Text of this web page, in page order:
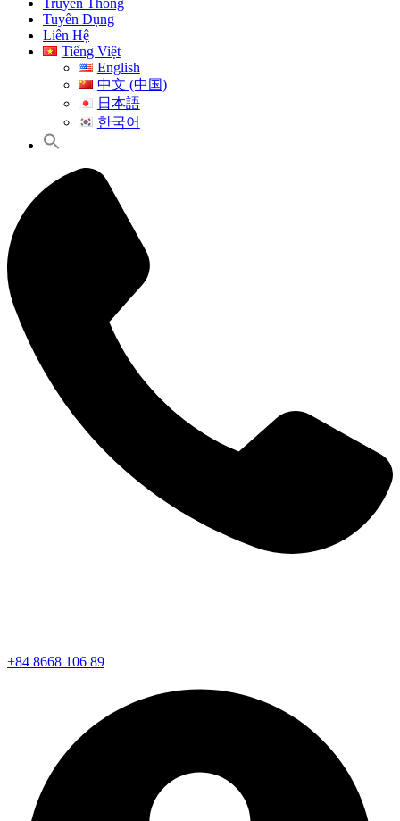
Truyền Thông
Tuyển Dụng
Liên Hệ
Tiếng Việt
English
中文 (中国)
日本語
한국어
+84 8668 106 89